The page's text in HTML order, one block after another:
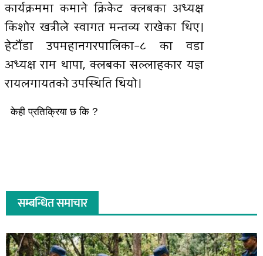
कार्यक्रममा कमाने क्रिकेट क्लबका अध्यक्ष
किशोर खत्रीले स्वागत मन्तव्य राखेका थिए।
हेटौंडा उपमहानगरपालिका–८ का वडा
अध्यक्ष राम थापा, क्लबका सल्लाहकार यज्ञ
रायलगायतको उपस्थिति थियो।
केही प्रतिक्रिया छ कि ?
सम्बन्धित समाचार